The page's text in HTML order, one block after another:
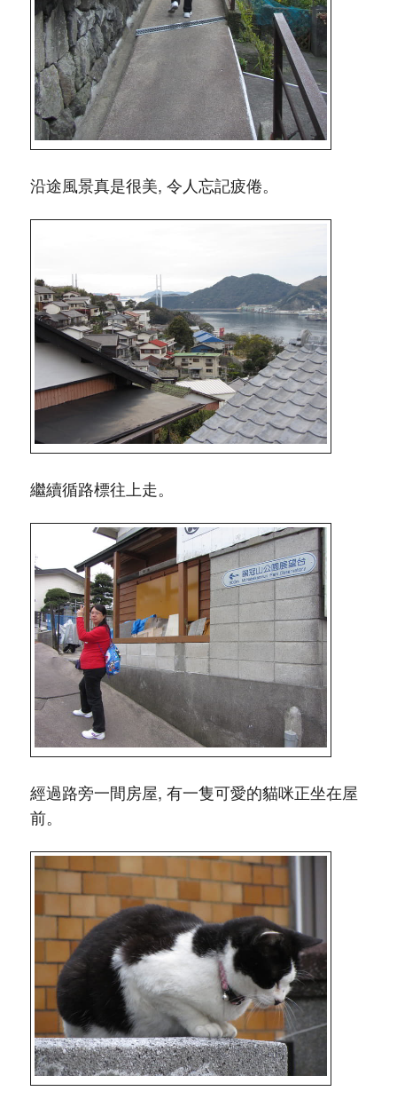
沿途風景真是很美, 令人忘記疲倦。
繼續循路標往上走。
經過路旁一間房屋, 有一隻可愛的貓咪正坐在屋
前。